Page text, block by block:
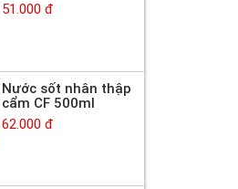
51.000 đ
Nước sốt nhân thập
cẩm CF 500ml
62.000 đ